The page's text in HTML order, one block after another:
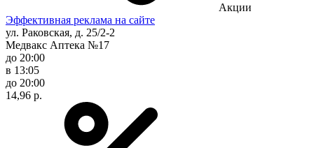
Акции
Эффективная реклама на сайте
ул. Раковская, д. 25/2-2
Медвакс Аптека №17
до 20:00
в 13:05
до 20:00
14,96 р.